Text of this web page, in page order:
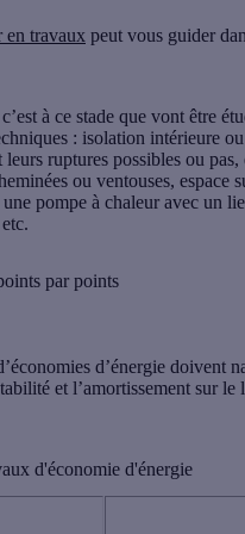
en travaux peut vous guider
à ce stade que vont être
: isolation intérieure
leurs ruptures possibles ou pas,
ou ventouses, espace
pompe à chaleur avec un
par points
d’énergie doivent
et l’amortissement sur le
d'économie d'énergie